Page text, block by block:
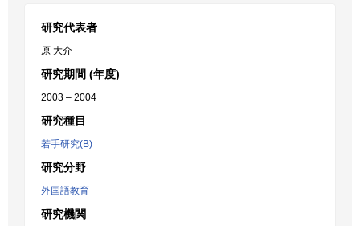
研究代表者
原 大介
研究期間 (年度)
2003 – 2004
研究種目
若手研究(B)
研究分野
外国語教育
研究機関